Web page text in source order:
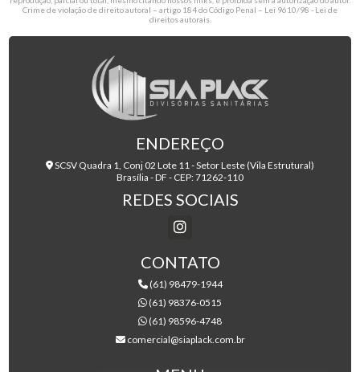
Crime de violação de direito autoral – artigo 184 do Código Penal – Lei 9610/98 - Lei de
direitos autorais.
ENDEREÇO
SCSV Quadra 1, Conj 02 Lote 11 - Setor Leste (Vila Estrutural)
Brasília - DF - CEP: 71262-110
REDES SOCIAIS
CONTATO
(61) 98479-1944
(61) 98376-0515
(61) 98596-4748
comercial@siaplack.com.br